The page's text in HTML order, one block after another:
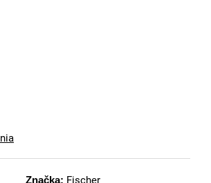
Značka: Fischer